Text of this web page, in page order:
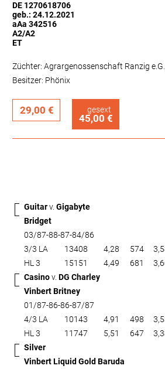
DE 1270618706
geb.: 24.12.2021
aAa 342516
A2/A2
ET
Züchter: Agrargenossenschaft Ranzig
Besitzer: Phönix
29,00 € gesext
45,00 €
Guitarv. Gigabyte
Bridget
03/87-88-87-84/86
3/3 LA
13408 4,28 574
HL 3
15151 4,49 681
Casinov. DG Charley
Vinbert Britney
01/87-86-86-87/87
4/3 LA
10143 4,91 498
HL 3
11747 5,51 647
Silver
Vinbert Liquid Gold Baruda